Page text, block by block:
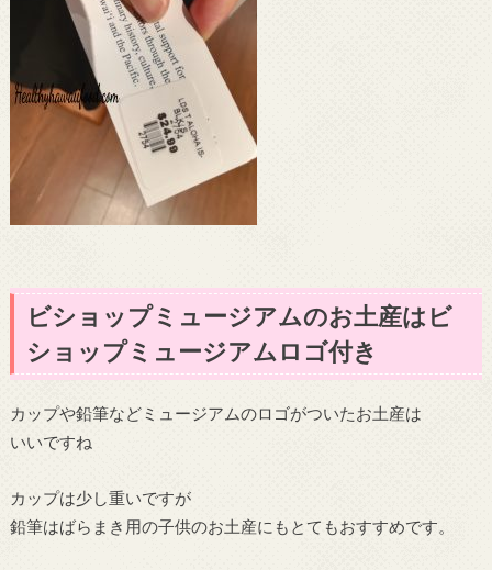
ビショップミュージアムのお土産はビ
ショップミュージアムロゴ付き
カップや鉛筆などミュージアムのロゴがついたお土産は
いいですね
カップは少し重いですが
鉛筆はばらまき用の子供のお土産にもとてもおすすめです。